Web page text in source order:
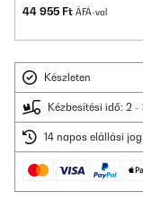
44 955 Ft ÁFÁ-val
Készleten
Kézbesítési idő: 2
14 napos elállási jog